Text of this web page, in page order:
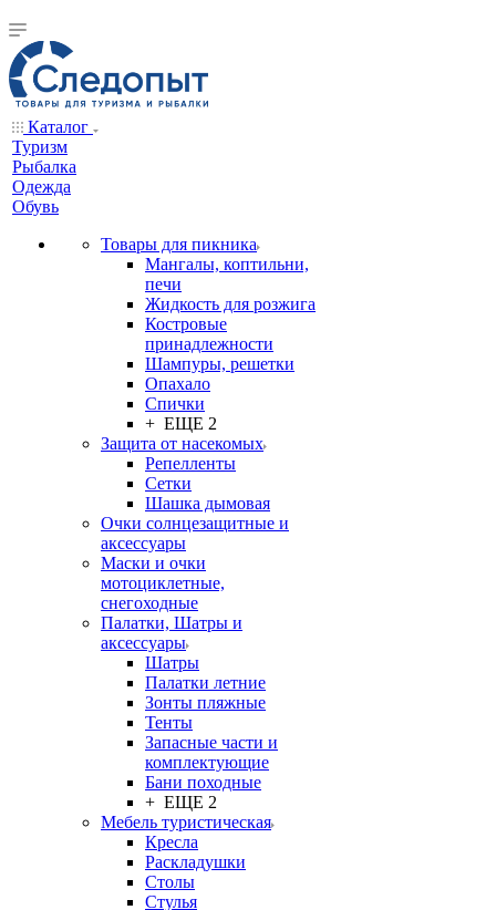
Каталог
Туризм
Рыбалка
Одежда
Обувь
Товары для пикника
Мангалы, коптильни,
печи
Жидкость для розжига
Костровые
принадлежности
Шампуры, решетки
Опахало
Спички
+ ЕЩЕ 2
Защита от насекомых
Репелленты
Сетки
Шашка дымовая
Очки солнцезащитные и
аксессуары
Маски и очки
мотоциклетные,
снегоходные
Палатки, Шатры и
аксессуары
Шатры
Палатки летние
Зонты пляжные
Тенты
Запасные части и
комплектующие
Бани походные
+ ЕЩЕ 2
Мебель туристическая
Кресла
Раскладушки
Столы
Стулья